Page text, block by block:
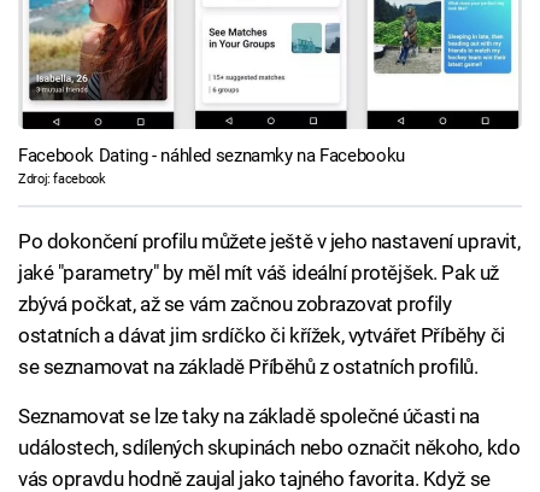
Facebook Dating - náhled seznamky na Facebooku
Zdroj: facebook
Po dokončení profilu můžete ještě v jeho nastavení upravit,
jaké "parametry" by měl mít váš ideální protějšek. Pak už
zbývá počkat, až se vám začnou zobrazovat profily
ostatních a dávat jim srdíčko či křížek, vytvářet Příběhy či
se seznamovat na základě Příběhů z ostatních profilů.
Seznamovat se lze taky na základě společné účasti na
událostech, sdílených skupinách nebo označit někoho, kdo
vás opravdu hodně zaujal jako tajného favorita. Když se